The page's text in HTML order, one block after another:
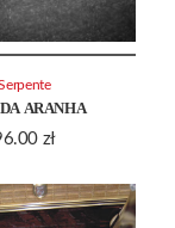
ARANHA
zł